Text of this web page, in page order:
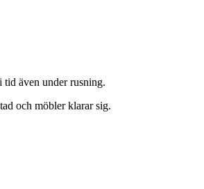
även under rusning.
och möbler klarar sig.